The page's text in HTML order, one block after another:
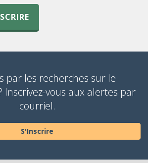
par les recherches sur le
Inscrivez-vous aux alertes par
courriel.
S'Inscrire